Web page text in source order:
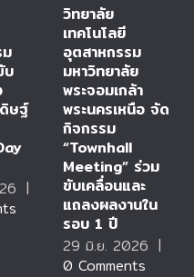
บ
ษฐ์
|
วิทยาลัย
เทคโนโลยี
อุตสาหกรรม
มหาวิทยาลัย
พระจอมเกล้า
พระนครเหนือ จัด
กิจกรรม
“Townhall
Meeting” ร่วม
ขับเคลื่อนและ
แถลงผลงานใน
รอบ 1 ปี
29 มิ.ย. 2026 |
0 Comments